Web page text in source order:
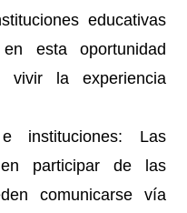
educativas
esta oportunidad
vivir la experiencia
instituciones: Las
participar de las
comunicarse vía